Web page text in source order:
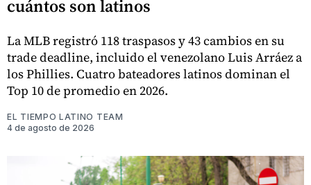
cuántos son latinos
La MLB registró 118 traspasos y 43 cambios en su
trade deadline, incluido el venezolano Luis Arráez a
los Phillies. Cuatro bateadores latinos dominan el
Top 10 de promedio en 2026.
EL TIEMPO LATINO TEAM
4 de agosto de 2026